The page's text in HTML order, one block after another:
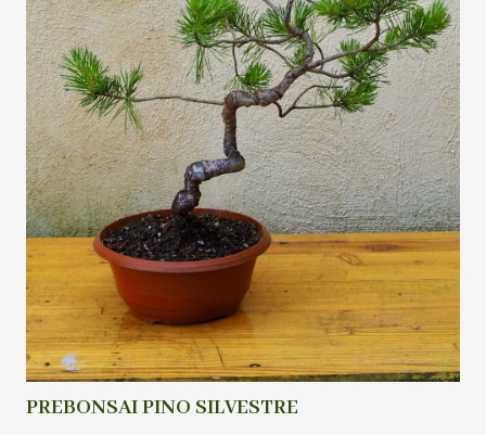
PREBONSAI PINO SILVESTRE